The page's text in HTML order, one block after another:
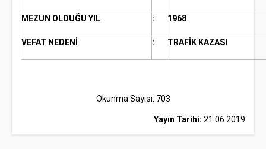
MEZUN OLDUĞU YIL : 1968
VEFAT NEDENİ : TRAFİK KAZASI
Okunma Sayısı: 703
Yayın Tarihi: 21.06.2019